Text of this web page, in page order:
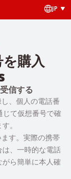
JP
購入
信する
、個人の電話番
じて仮想番号で確
。
す。実際の携帯
、一時的な電話
ら簡単に本人確